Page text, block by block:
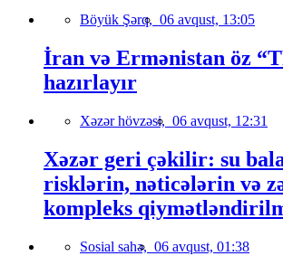
Böyük Şərq, 06 avqust, 13:05
İran və Ermənistan öz
hazırlayır
Xəzər hövzəsi, 06 avqust, 12:31
Xəzər geri çəkilir: su
risklərin, nəticələrin və
kompleks
Sosial sahə, 06 avqust, 01:38